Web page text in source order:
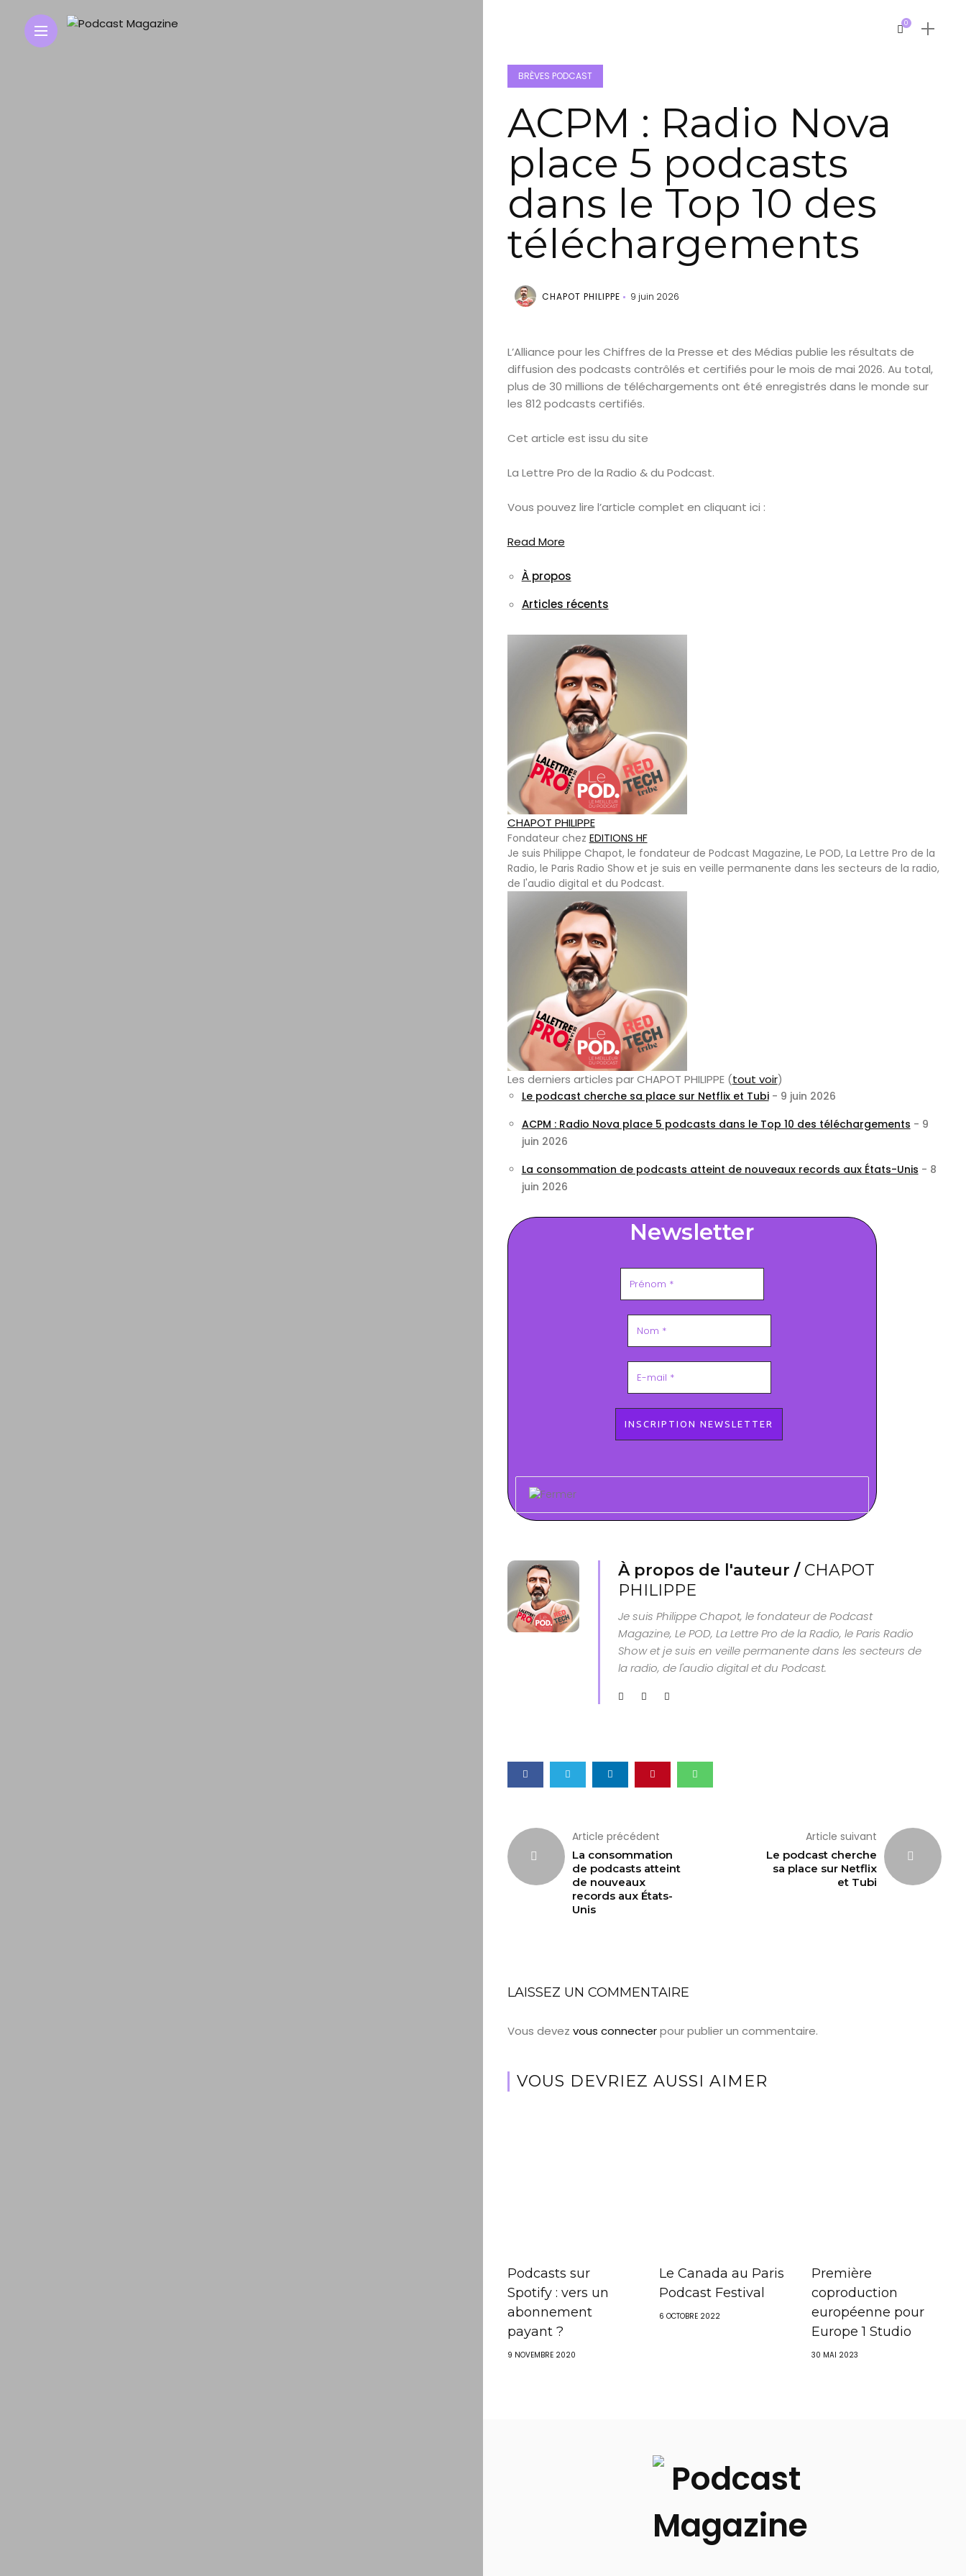
0
BRÈVES PODCAST
ACPM : Radio Nova
place 5 podcasts
dans le Top 10 des
téléchargements
CHAPOT PHILIPPE 9 juin 2026
L’Alliance pour les Chiffres de la Presse et des Médias publie les résultats de
diffusion des podcasts contrôlés et certifiés pour le mois de mai 2026. Au total,
plus de 30 millions de téléchargements ont été enregistrés dans le monde sur
les 812 podcasts certifiés.
Cet article est issu du site
La Lettre Pro de la Radio & du Podcast.
Vous pouvez lire l’article complet en cliquant ici :
Read More
À propos
Articles récents
CHAPOT PHILIPPE
Fondateurchez EDITIONS HF
Je suis Philippe Chapot, le fondateur de Podcast Magazine, Le POD, La Lettre Pro de la
Radio, le Paris Radio Show et je suis en veille permanente dans les secteurs de la radio,
de l'audio digital et du Podcast.
Les derniers articles par CHAPOT PHILIPPE (tout voir)
Le podcast cherche sa place sur Netflix et Tubi- 9 juin 2026
ACPM : Radio Nova place 5 podcasts dans le Top 10 des téléchargements - 9
juin 2026
La consommation de podcasts atteint de nouveaux records aux États-Unis - 8
juin 2026
Newsletter
À propos de l'auteur / CHAPOT
PHILIPPE
Je suis Philippe Chapot, le fondateur de Podcast
Magazine, Le POD, La Lettre Pro de la Radio, le Paris Radio
Show et je suis en veille permanente dans les secteurs de
la radio, de l'audio digital et du Podcast.
Article précédent
La consommation
de podcasts atteint
de nouveaux
records aux États-
Unis
Article suivant
Le podcast cherche
sa place sur Netflix
et Tubi
LAISSEZ UN COMMENTAIRE
Vous devez vous connecterpour publier un commentaire.
VOUS DEVRIEZ AUSSI AIMER
Podcasts sur
Spotify : vers un
abonnement
payant ?
9 NOVEMBRE 2020
Le Canada au Paris
Podcast Festival
6 OCTOBRE 2022
Première
coproduction
européenne pour
Europe 1 Studio
30 MAI 2023